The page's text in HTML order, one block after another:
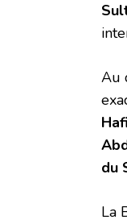
Au
du
La